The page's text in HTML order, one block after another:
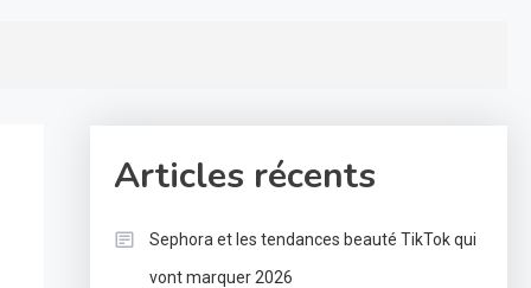
Articles récents
Sephora et les tendances beauté TikTok qui
vont marquer 2026